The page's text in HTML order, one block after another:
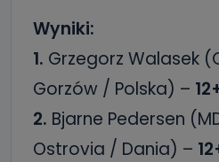
Wyniki:
1. Grzegorz Walasek
Gorzów / Polska) –
2. Bjarne Pedersen
Ostrovia / Dania) –